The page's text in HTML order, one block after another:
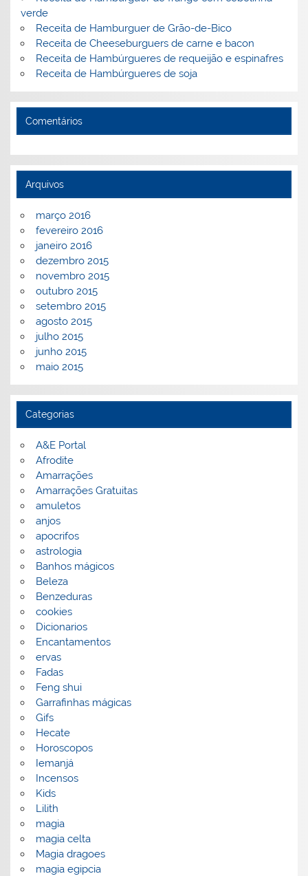
verde
Receita de Hamburguer de Grão-de-Bico
Receita de Cheeseburguers de carne e bacon
Receita de Hambúrgueres de requeijão e espinafres
Receita de Hambúrgueres de soja
Comentários
Arquivos
março 2016
fevereiro 2016
janeiro 2016
dezembro 2015
novembro 2015
outubro 2015
setembro 2015
agosto 2015
julho 2015
junho 2015
maio 2015
Categorias
A&E Portal
Afrodite
Amarrações
Amarrações Gratuitas
amuletos
anjos
apocrifos
astrologia
Banhos mágicos
Beleza
Benzeduras
cookies
Dicionarios
Encantamentos
ervas
Fadas
Feng shui
Garrafinhas mágicas
Gifs
Hecate
Horoscopos
Iemanjá
Incensos
Kids
Lilith
magia
magia celta
Magia dragoes
magia egipcia